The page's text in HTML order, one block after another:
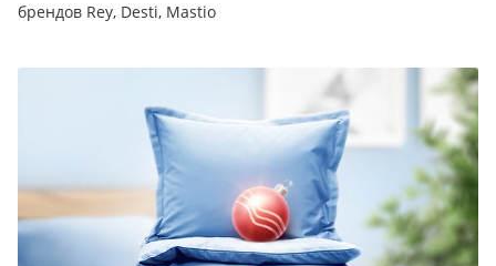
брендов Rey, Desti, Mastio